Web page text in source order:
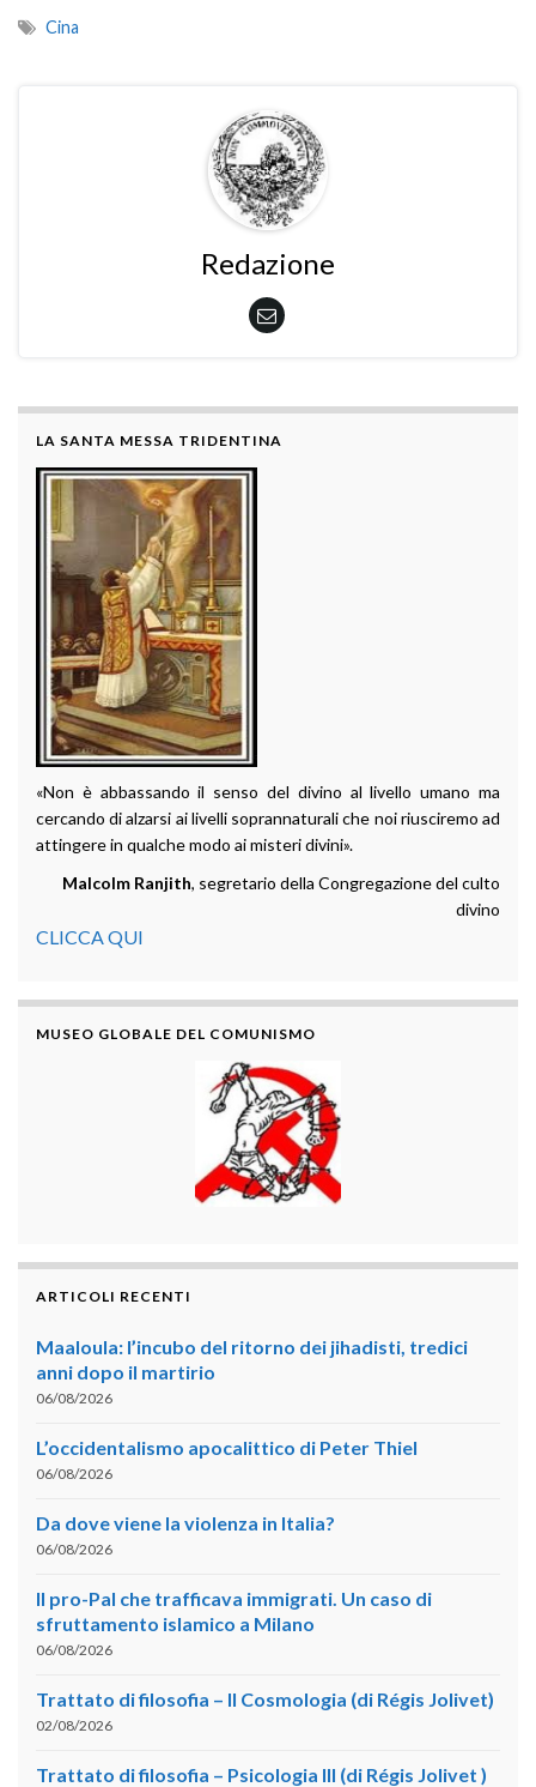
Cina
Redazione
LA SANTA MESSA TRIDENTINA
«Non è abbassando il senso del divino al livello umano ma
cercando di alzarsi ai livelli soprannaturali che noi riusciremo ad
attingere in qualche modo ai misteri divini».
Malcolm Ranjith, segretario della Congregazione del culto
divino
CLICCA QUI
MUSEO GLOBALE DEL COMUNISMO
ARTICOLI RECENTI
Maaloula: l’incubo del ritorno dei jihadisti, tredici
anni dopo il martirio
06/08/2026
L’occidentalismo apocalittico di Peter Thiel
06/08/2026
Da dove viene la violenza in Italia?
06/08/2026
Il pro-Pal che trafficava immigrati. Un caso di
sfruttamento islamico a Milano
06/08/2026
Trattato di filosofia – II Cosmologia (di Régis Jolivet)
02/08/2026
Trattato di filosofia – Psicologia III (di Régis Jolivet )